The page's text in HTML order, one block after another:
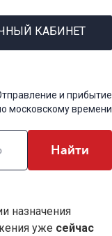
КАБИНЕТ
и прибытие
московскому времени
Найти
назначения
уже сейчас